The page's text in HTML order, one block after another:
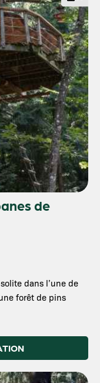
de
dans l’une de
forêt de pins